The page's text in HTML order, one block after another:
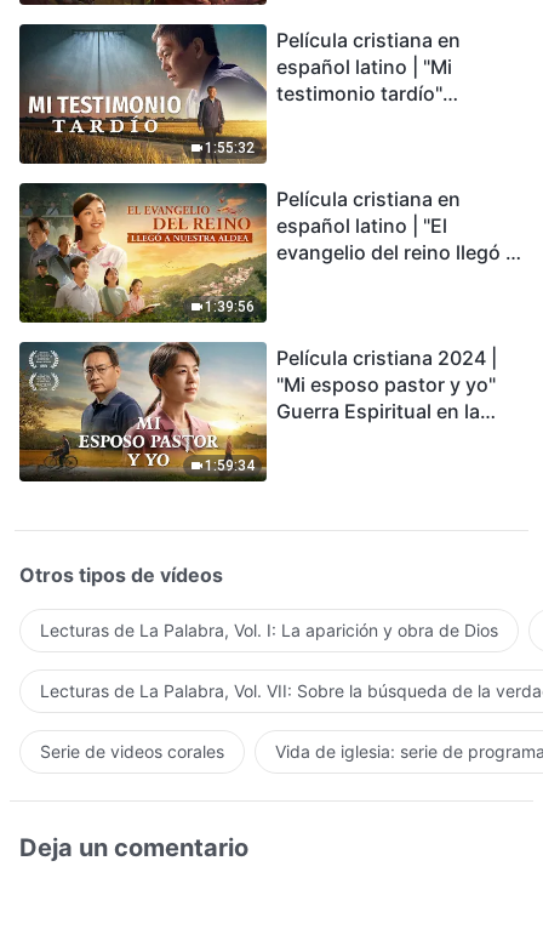
1:55:32
Película cristiana en
español latino | "Mi
testimonio tardío"
conmovedor
1:39:56
Película cristiana en
español latino | "El
evangelio del reino llegó a
1:59:34
Película cristiana 2024 |
"Mi esposo pastor y yo"
Guerra Espiritual en la
Otros tipos de vídeos
Lecturas de La Palabra, Vol. I: La aparición y obra de Dios
Lecturas de La Palabra, Vol. VII: Sobre la búsqueda de la
Serie de videos corales Vida de iglesia: serie de
Deja un comentario